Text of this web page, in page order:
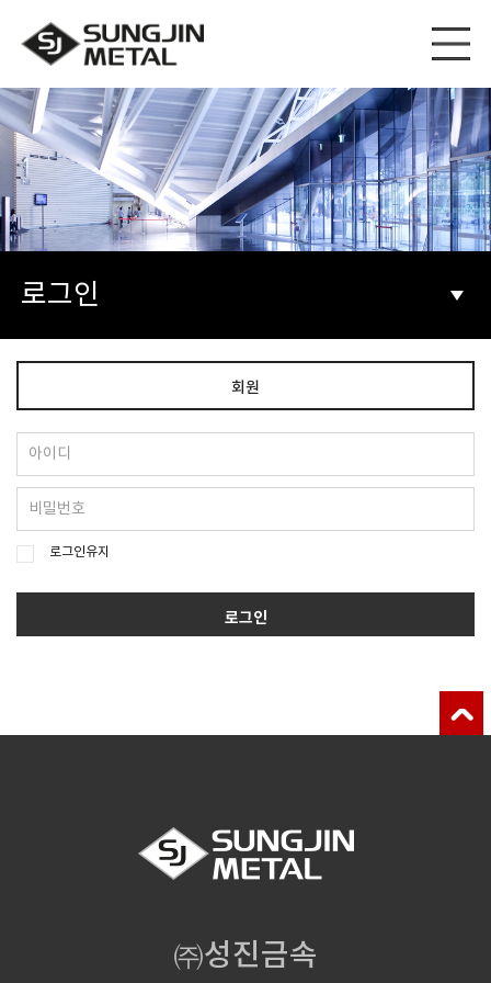
로그인
회원
로그인유지
로그인
㈜성진금속